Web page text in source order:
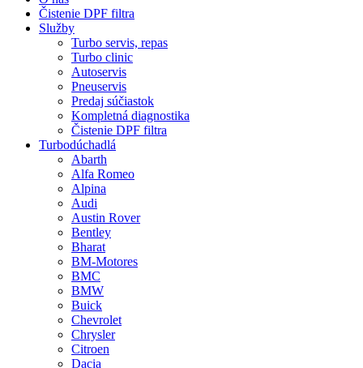
Čistenie DPF filtra
Služby
Turbo servis, repas
Turbo clinic
Autoservis
Pneuservis
Predaj súčiastok
Kompletná diagnostika
Čistenie DPF filtra
Turbodúchadlá
Abarth
Alfa Romeo
Alpina
Audi
Austin Rover
Bentley
Bharat
BM-Motores
BMC
BMW
Buick
Chevrolet
Chrysler
Citroen
Dacia